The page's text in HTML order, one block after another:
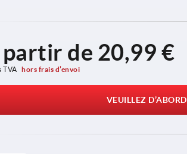
partir de 20,99 €
TVA hors frais d’envoi
VEUILLEZ